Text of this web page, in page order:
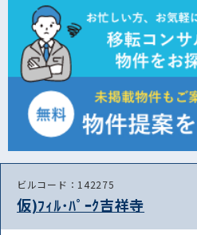
ビルコード：142275
仮)ﾌｨﾙ･ﾊﾟｰｸ吉祥寺